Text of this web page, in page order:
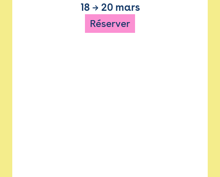
18 → 20 mars
Réserver